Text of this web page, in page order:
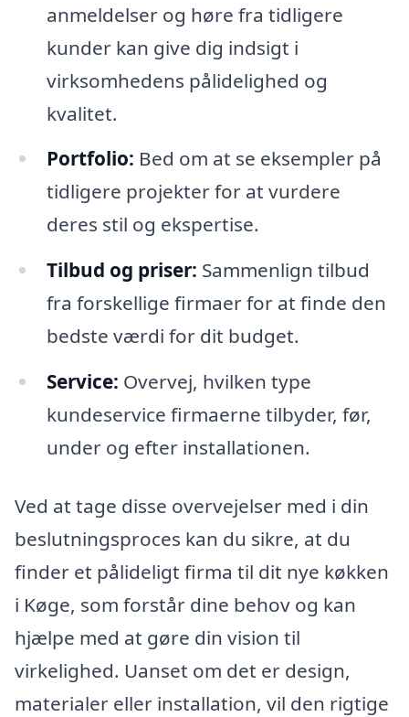
anmeldelser og høre fra tidligere
kunder kan give dig indsigt i
virksomhedens pålidelighed og
kvalitet.
Portfolio: Bed om at se eksempler på
tidligere projekter for at vurdere
deres stil og ekspertise.
Tilbud og priser: Sammenlign tilbud
fra forskellige firmaer for at finde den
bedste værdi for dit budget.
Service: Overvej, hvilken type
kundeservice firmaerne tilbyder, før,
under og efter installationen.
Ved at tage disse overvejelser med i din
beslutningsproces kan du sikre, at du
finder et pålideligt firma til dit nye køkken
i Køge, som forstår dine behov og kan
hjælpe med at gøre din vision til
virkelighed. Uanset om det er design,
materialer eller installation, vil den rigtige